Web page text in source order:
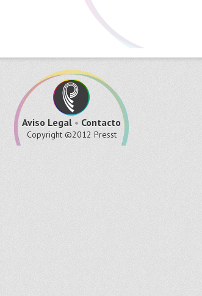
Aviso Legal • Contacto
Copyright ©2012 Presst